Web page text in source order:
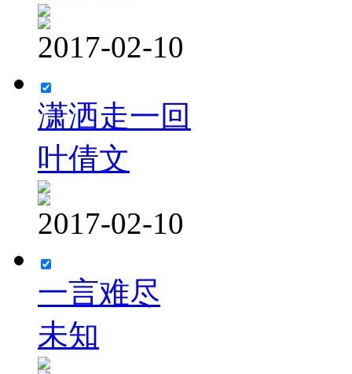
2017-02-10
潇洒走一回
叶倩文
2017-02-10
一言难尽
未知